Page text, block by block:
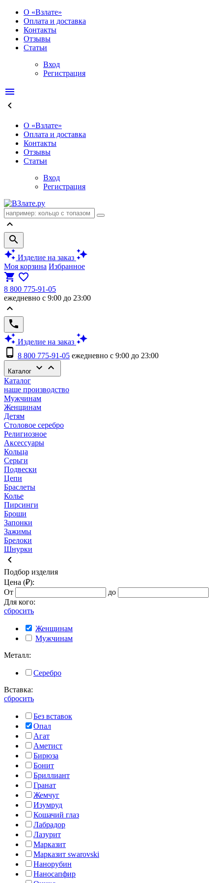
О «Взлате»
Оплата и доставка
Контакты
Отзывы
Статьи
Вход
Регистрация
menu
keyboard_arrow_left
О «Взлате»
Оплата и доставка
Контакты
Отзывы
Статьи
Вход
Регистрация
keyboard_arrow_up
search
auto_awesome Изделие на заказ auto_awesome
Моя корзина Избранное
shopping_cart favorite_border
8 800 775-91-05
ежедневно с 9:00 до 23:00
keyboard_arrow_up
phone
auto_awesome Изделие на заказ auto_awesome
phone_android 8 800 775-91-05 ежедневно с 9:00 до 23:00
Каталог keyboard_arrow_down keyboard_arrow_up
Каталог
наше производство
Мужчинам
Женщинам
Детям
Столовое серебро
Религиозное
Аксессуары
Кольца
Серьги
Подвески
Цепи
Браслеты
Колье
Пирсинги
Броши
Запонки
Зажимы
Брелоки
Шнурки
keyboard_arrow_left
Подбор изделия
Цена (₽):
От
до
Для кого:
сбросить
Женщинам
Мужчинам
Металл:
Серебро
Вставка:
сбросить
Без вставок
Опал
Агат
Аметист
Бирюза
Бонит
Бриллиант
Гранат
Жемчуг
Изумруд
Кошачий глаз
Лабрадор
Лазурит
Марказит
Марказит swarovski
Нанорубин
Наносапфир